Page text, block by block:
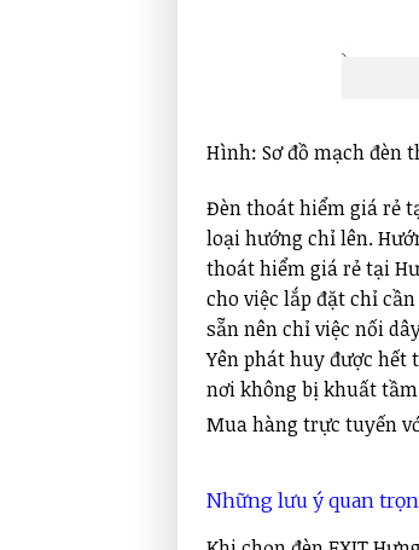
Hình: Sơ đồ mạch đèn
Đèn thoát hiểm giá rẻ
loại hướng chỉ lên.
thoát hiểm giá rẻ tại
cho việc lắp đặt chỉ
sẵn nên chỉ việc nối
Yên phát huy được
nơi không bị khuất
Mua hàng trực tuyến
Những lưu ý quan